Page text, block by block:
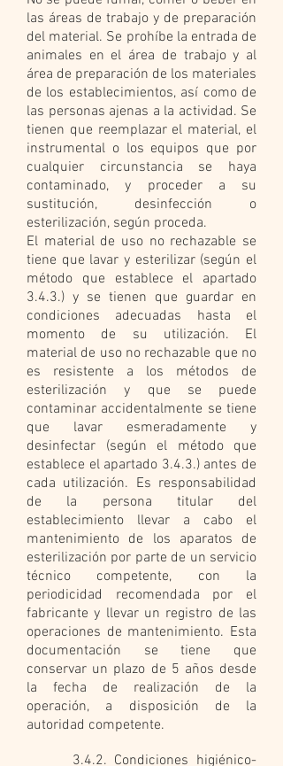
las áreas de trabajo y de preparación
del material. Se prohíbe la entrada de
animales en el área de trabajo y al
área de preparación de los materiales
de los establecimientos, así como de
las personas ajenas a la actividad. Se
tienen que reemplazar el material, el
instrumental o los equipos que por
cualquier circunstancia se haya
contaminado, y proceder a su
sustitución, desinfección o
esterilización, según proceda.
El material de uso no rechazable se
tiene que lavar y esterilizar (según el
método que establece el apartado
3.4.3.) y se tienen que guardar en
condiciones adecuadas hasta el
momento de su utilización. El
material de uso no rechazable que no
es resistente a los métodos de
esterilización y que se puede
contaminar accidentalmente se tiene
que lavar esmeradamente y
desinfectar (según el método que
establece el apartado 3.4.3.) antes de
cada utilización. Es responsabilidad
de la persona titular del
establecimiento llevar a cabo el
mantenimiento de los aparatos de
esterilización por parte de un servicio
técnico competente, con la
periodicidad recomendada por el
fabricante y llevar un registro de las
operaciones de mantenimiento. Esta
documentación se tiene que
conservar un plazo de 5 años desde
la fecha de realización de la
operación, a disposición de la
autoridad competente.
3.4.2. Condiciones higiénico-